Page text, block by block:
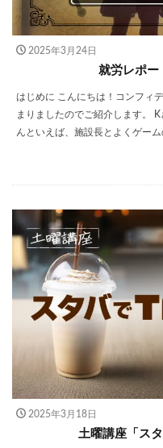
2025年3月24日
就労レポー
はじめに こんにちは！コンフィ
まりましたのでご紹介します。
んといえば、施設長とよくゲー
2025年3月18日
土曜講座「ス